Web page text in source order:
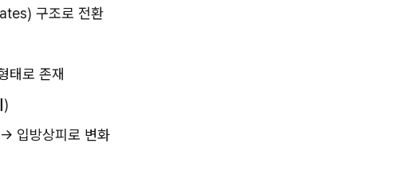
구조로 전환
태로 존재
)
입방상피로 변화